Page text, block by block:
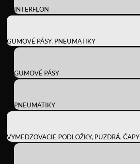
INTERFLON
GUMOVÉ PÁSY, PNEUMATIKY
GUMOVÉ PÁSY
PNEUMATIKY
VYMEDZOVACIE PODLOŽKY, PUZDRÁ, ČAPY